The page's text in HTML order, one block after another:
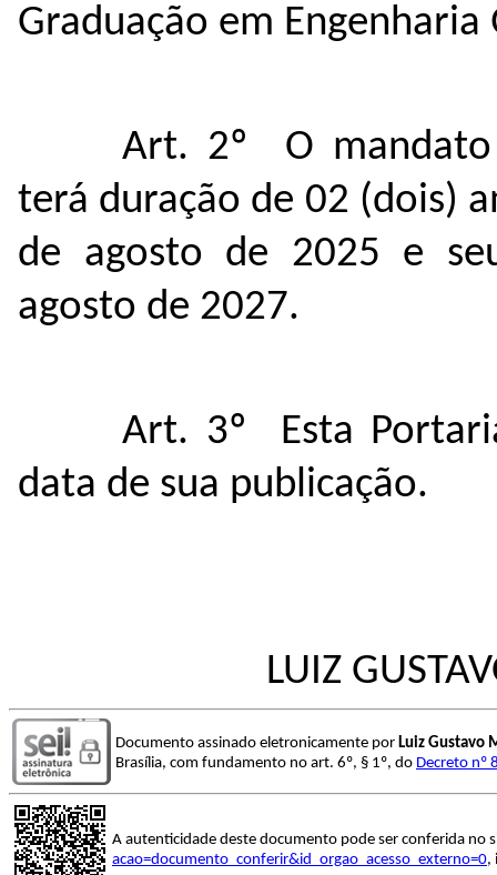
Graduação em Engenharia
Art. 2º O mandato
terá duração de 02 (dois)
de agosto de 2025 e
agosto de 2027.
Art. 3º Esta
data de sua publicação.
LUIZ
Documento assinado eletronicamente por Luiz Gustavo
Brasília, com fundamento no art. 6º, § 1º, do Decreto nº
A autenticidade deste documento pode ser conferida no
acao=documento_conferir&id_orgao_acesso_externo=0,